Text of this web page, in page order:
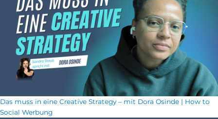
Das muss in eine Creative Strategy – mit Dora Osinde | How to
Social Werbung